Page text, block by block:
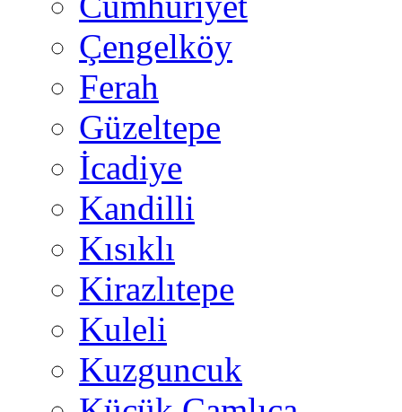
Çengelköy
Ferah
Güzeltepe
İcadiye
Kandilli
Kısıklı
Kirazlıtepe
Kuleli
Kuzguncuk